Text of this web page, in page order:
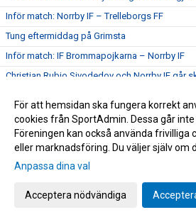
Inför match: Norrby IF – Trelleborgs FF
Tung eftermiddag på Grimsta
Inför match: IF Brommapojkarna – Norrby IF
Christian Rubio Sivodedov och Norrby IF går
Delad pott på Borås Arena
Inför match: Norrby IF – Jönköpings Södra IF
Jaheem Burke och Victor Karlsson ansluter på
Norrby ställs mot Lunds BK i Svenska Cupen
Bilder från lördagens segermatch
För att hemsidan ska fungera korrekt
cookies från SportAdmin. Dessa går
Föreningen kan också använda frivilliga
eller marknadsföring. Du väljer själv om
Anpassa dina val
Acceptera nödvändiga